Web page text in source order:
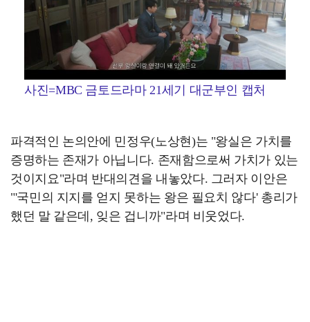
사진=MBC 금토드라마 21세기 대군부인 캡처
파격적인 논의안에 민정우(노상현)는 "왕실은 가치를
증명하는 존재가 아닙니다. 존재함으로써 가치가 있는
것이지요"라며 반대의견을 내놓았다. 그러자 이안은
"'국민의 지지를 얻지 못하는 왕은 필요치 않다' 총리가
했던 말 같은데, 잊은 겁니까"라며 비웃었다.